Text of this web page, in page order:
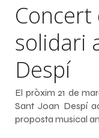
Concert
solidari
Despí
El pròxim 21 de
Sant Joan Despí
proposta musical